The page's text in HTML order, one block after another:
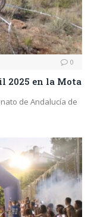
0
2025 en la Mota
de Andalucía de